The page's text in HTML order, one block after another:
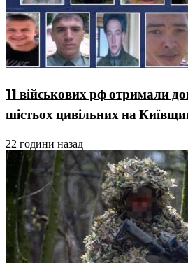
11 військових рф отримали
шістьох цивільних на
22 години назад